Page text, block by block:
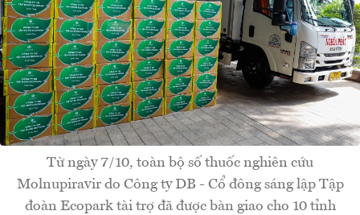
Từ ngày 7/10, toàn bộ số thuốc nghiên cứu
Molnupiravir do Công ty DB - Cổ đông sáng lập Tập
đoàn Ecopark tài trợ đã được bàn giao cho 10 tỉnh